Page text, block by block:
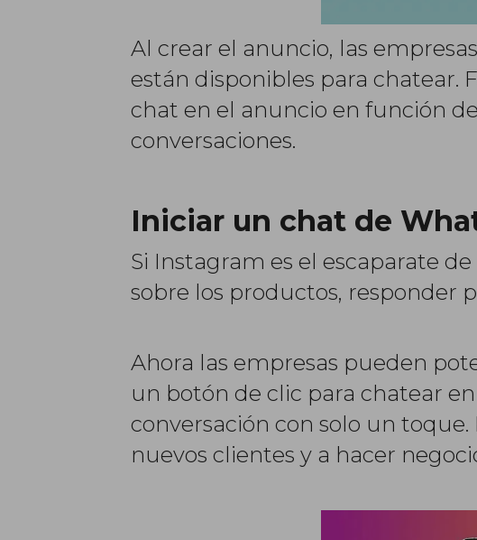
Al crear el anuncio, las
están disponibles para chatear.
chat en el anuncio en función
conversaciones.
Iniciar un chat de
Si Instagram es el escaparate
sobre los productos, responder
Ahora las empresas pueden
un botón de clic para chatear
conversación con solo un
nuevos clientes y a hacer